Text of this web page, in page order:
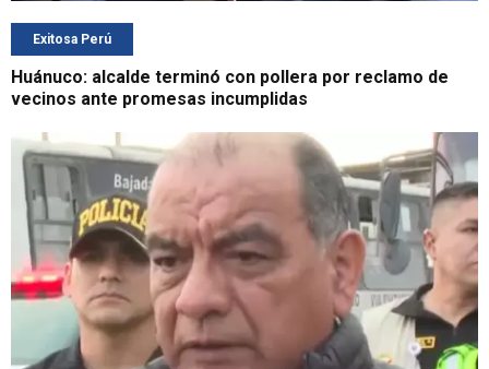
Exitosa Perú
Huánuco: alcalde terminó con pollera por reclamo de
vecinos ante promesas incumplidas